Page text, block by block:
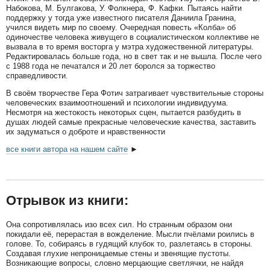
Набокова, М. Булгакова, У. Фолкнера, Ф. Кафки. Пытаясь найти
поддержку у тогда уже известного писателя Даниила Гранина,
учился видеть мир по своему. Очередная повесть «Колба» об
одиночестве человека живущего в социалистическом коллективе не
вызвала в то время восторга у мэтра художественной литературы.
Редактировалась больше года, но в свет так и не вышла. После чего
с 1988 года не печатался и 20 лет боролся за торжество
справедливости.
В своём творчестве Гера Фотич затрагивает чувствительные стороны
человеческих взаимоотношений и психологии индивидуума.
Несмотря на жестокость некоторых сцен, пытается разбудить в
душах людей самые прекрасные человеческие качества, заставить
их задуматься о доброте и нравственности
все книги автора на нашем сайте ►
Отрывок из книги:
Она сопротивлялась изо всех сил. Но странным образом они
покидали её, перерастая в вожделение. Мысли пчёлами роились в
голове. То, собираясь в гудящий клубок то, разлетаясь в стороны.
Создавая глухие непроницаемые стены и звенящие пустоты.
Возникающие вопросы, словно мерцающие светлячки, не найдя